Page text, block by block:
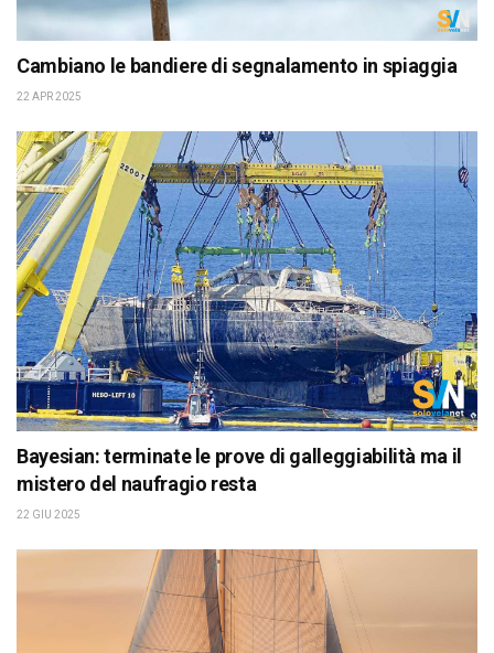
Cambiano le bandiere di segnalamento in spiaggia
22 APR 2025
Bayesian: terminate le prove di galleggiabilità ma il
mistero del naufragio resta
22 GIU 2025